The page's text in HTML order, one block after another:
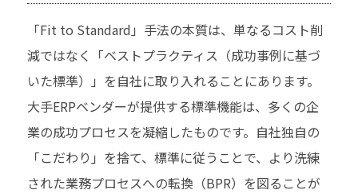
「Fit to Standard」手法の本質は、単なるコスト削
減ではなく「ベストプラクティス（成功事例に基づ
いた標準）」を自社に取り入れることにあります。
大手ERPベンダーが提供する標準機能は、多くの企
業の成功プロセスを凝縮したものです。自社独自の
「こだわり」を捨て、標準に従うことで、より洗練
された業務プロセスへの転換（BPR）を図ることが